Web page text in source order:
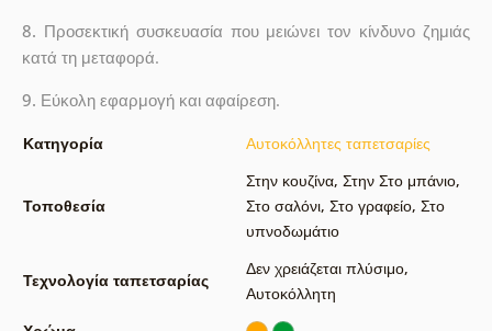
8. Προσεκτική συσκευασία που μειώνει τον κίνδυνο ζημιάς
κατά τη μεταφορά.
9. Εύκολη εφαρμογή και αφαίρεση.
Κατηγορία Αυτοκόλλητες ταπετσαρίες
Τοποθεσία
Στην κουζίνα, Στην Στο μπάνιο,
Στο σαλόνι, Στο γραφείο, Στο
υπνοδωμάτιο
Τεχνολογία ταπετσαρίας
Δεν χρειάζεται πλύσιμο,
Αυτοκόλλητη